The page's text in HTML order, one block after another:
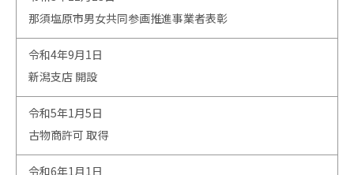
那須塩原市男女共同参画推進事業者表彰
令和4年9月1日
新潟支店 開設
令和5年1月5日
古物商許可 取得
令和6年1月1日